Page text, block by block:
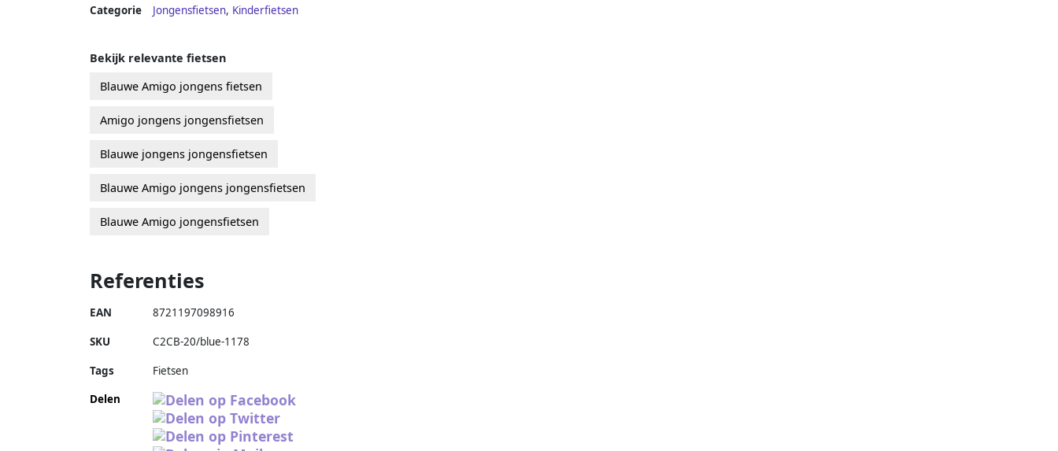
Categorie Jongensfietsen, Kinderfietsen
Bekijk relevante fietsen
Blauwe Amigo jongens fietsen
Amigo jongens jongensfietsen
Blauwe jongens jongensfietsen
Blauwe Amigo jongens jongensfietsen
Blauwe Amigo jongensfietsen
Referenties
EAN 8721197098916
SKU C2CB-20/blue-1178
Tags
Fietsen
Delen